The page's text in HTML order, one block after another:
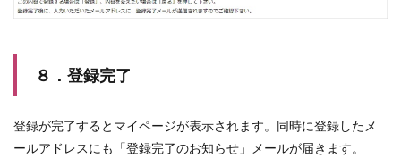
８．登録完了
登録が完了するとマイページが表示されます。同時に登録したメ
ールアドレスにも「登録完了のお知らせ」メールが届きます。